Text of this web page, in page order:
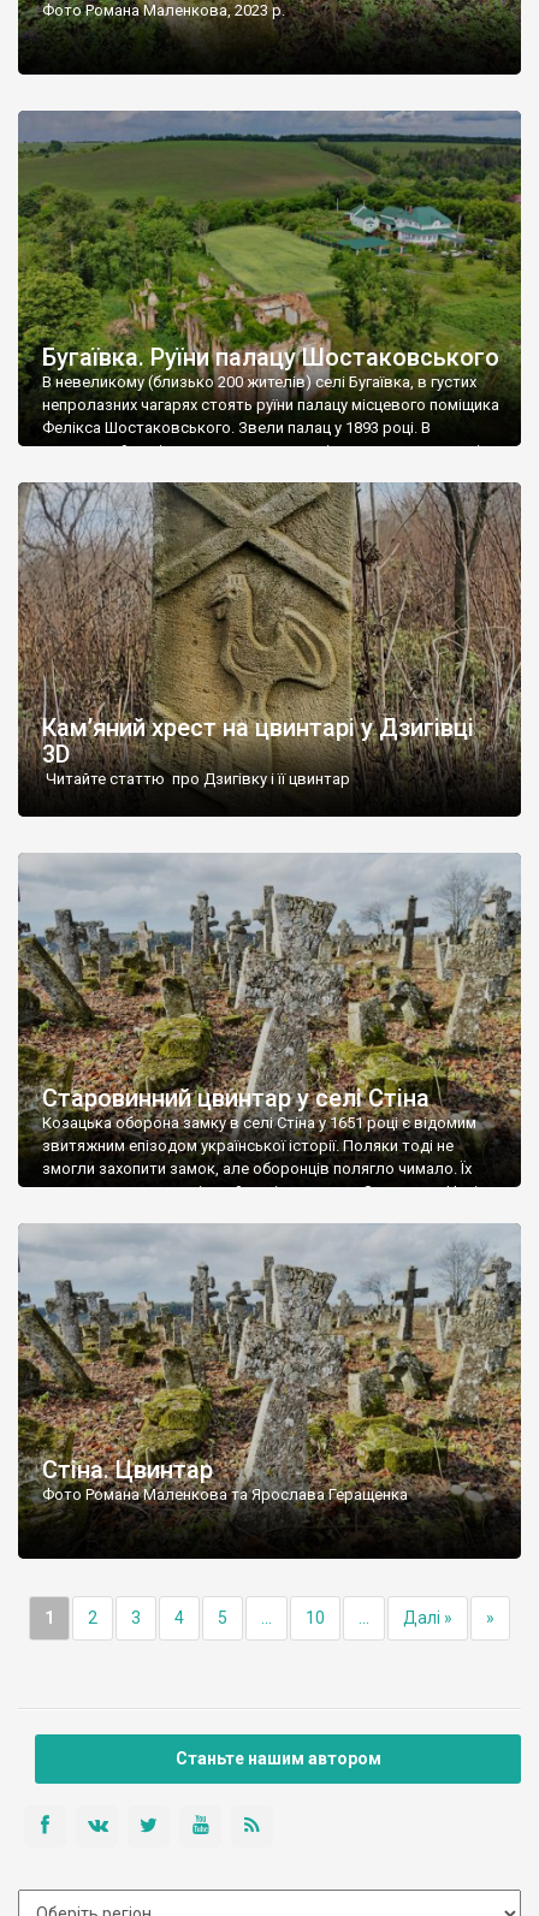
Фото Романа Маленкова, 2023 р.
Бугаївка. Руїни палацу Шостаковського
В невеликому (близько 200 жителів) селі Бугаївка, в густих
непролазних чагарях стоять руїни палацу місцевого поміщика
Фелікса Шостаковського. Звели палац у 1893 році. В
радянський період у ньому спочатку містилася школа, потім
століття тут розмістили туберкульозну лікарню. Коли із
палацу виїхала лікарня – ми точно не […]
Кам’яний хрест на цвинтарі у Дзигівці
3D
Читайте статтю про Дзигівку і її цвинтар
Старовинний цвинтар у селі Стіна
Козацька оборона замку в селі Стіна у 1651 році є відомим
звитяжним епізодом української історії. Поляки тоді не
змогли захопити замок, але оборонців полягло чимало. Їх
поховали на цвинтарі, який тоді називався Замковим. Нині на
ньому чимало хрестів 19 століття, є такі, де епітафії стер […]
Стіна. Цвинтар
Фото Романа Маленкова та Ярослава Геращенка
1 2 3 4 5 10 Далі » »
Станьте нашим автором